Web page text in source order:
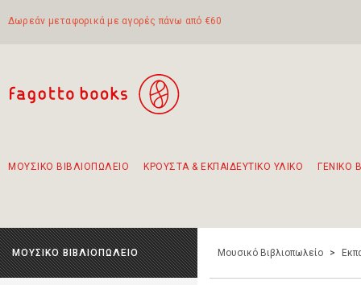
Δωρεάν μεταφορικά με αγορές πάνω από €60
ΜΟΥΣΙΚΟ ΒΙΒΛΙΟΠΩΛΕΙΟ ΚΡΟΥΣΤΑ & ΕΚΠΑΙΔΕΥΤΙΚΟ ΥΛΙΚΟ ΓΕΝΙΚΟ
ΜΟΥΣΙΚΟ ΒΙΒΛΙΟΠΩΛΕΙΟ Μουσικό Βιβλιοπωλείο >